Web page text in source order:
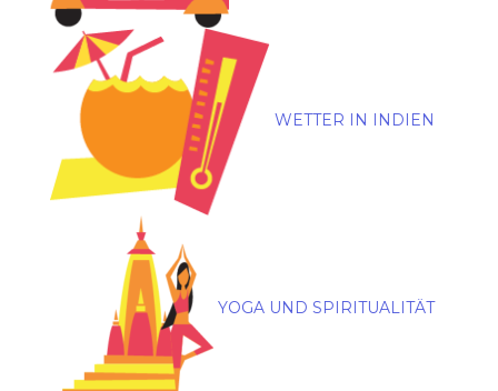
WETTER IN INDIEN
YOGA UND SPIRITUALITÄT